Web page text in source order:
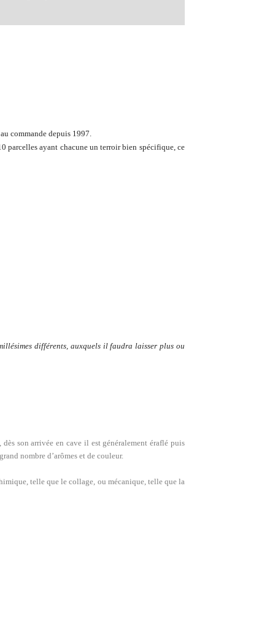
commande depuis 1997.
parcelles ayant chacune un terroir bien spécifique, ce
différents, auxquels il faudra laisser plus ou
son arrivée en cave il est généralement éraflé puis
nombre d’arômes et de couleur.
telle que le collage, ou mécanique, telle que la